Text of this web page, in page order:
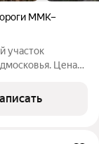
ММК–
участок
Цена
от городской